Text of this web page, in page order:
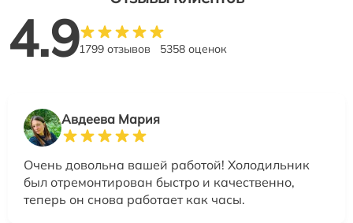
4.91799 отзывов 5358 оценок
Авдеева Мария
Очень довольна вашей работой! Холодильник
был отремонтирован быстро и качественно,
теперь он снова работает как часы.